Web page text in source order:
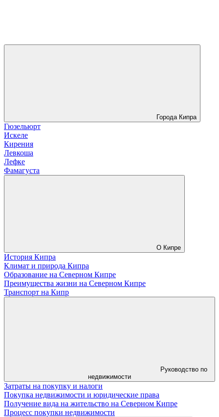
Города Кипра
Гюзельюрт
Искеле
Кирения
Левкоша
Лефке
Фамагуста
О Кипре
История Кипра
Климат и природа Кипра
Образование на Северном Кипре
Преимущества жизни на Северном Кипре
Транспорт на Кипр
Руководство по
недвижимости
Затраты на покупку и налоги
Покупка недвижимости и юридические права
Получение вида на жительство на Северном Кипре
Процесс покупки недвижимости